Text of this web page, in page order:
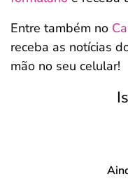
Entre também no
receba as notícias
mão no seu celular!